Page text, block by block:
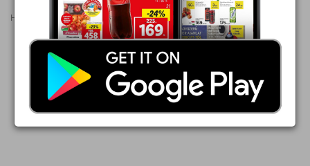
Hirdetések